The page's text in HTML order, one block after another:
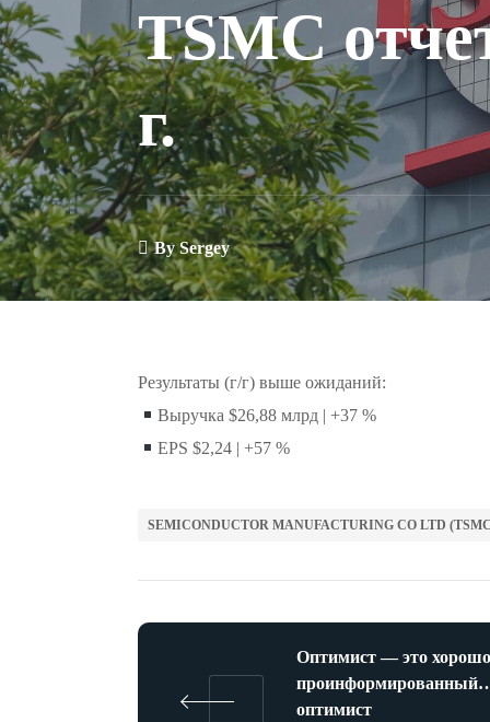
TSMC
г.
BySergey
Результаты (г/г) выше ожиданий:
Выручка $26,88 млрд | +37 %
EPS $2,24 | +57 %
SEMICONDUCTOR MANUFACTURING CO LTD
Оптимист — это хорошо
оптимист